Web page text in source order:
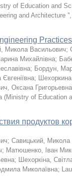
of Education and
and Architecture ''
Practices
Микола Васильович;
Михайлівна;
; Бордун,
;
Оксана Григорьевна
(Ministry of Education
продуктов
; Савицький, Микола
; Матюшенко, Іван
; Шехоркіна,
Миколаївна;